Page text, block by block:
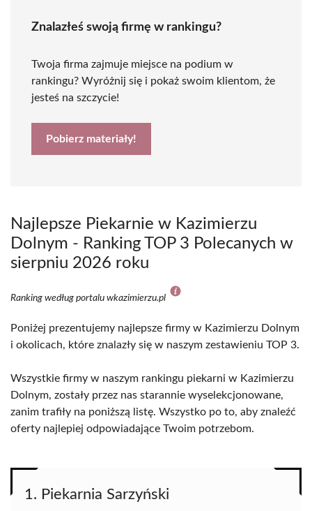
Znalazłeś swoją firmę w rankingu?
Twoja firma zajmuje miejsce na podium w
rankingu? Wyróżnij się i pokaż swoim klientom, że
jesteś na szczycie!
Pobierz materiały!
Najlepsze Piekarnie w Kazimierzu
Dolnym - Ranking TOP 3 Polecanych w
sierpniu 2026 roku
Ranking według portalu wkazimierzu.pl
Poniżej prezentujemy najlepsze firmy w Kazimierzu Dolnym
i okolicach, które znalazły się w naszym zestawieniu TOP 3.
Wszystkie firmy w naszym rankingu piekarni w Kazimierzu
Dolnym, zostały przez nas starannie wyselekcjonowane,
zanim trafiły na poniższą listę. Wszystko po to, aby znaleźć
oferty najlepiej odpowiadające Twoim potrzebom.
1. Piekarnia Sarzyński